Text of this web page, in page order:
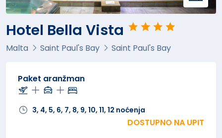
Paket aranžman
3, 4, 5, 6, 7, 8, 9, 10, 11, 12 noćenja
DOSTUPNO NA UPIT
Hotel Bella Vista
Malta Saint Paul's Bay Saint Paul's Bay